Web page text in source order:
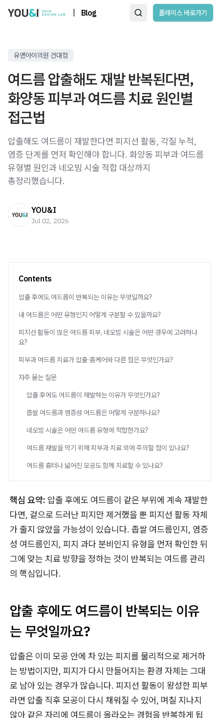
Blog 플레이스 바로가기
유앤아이의원 건대점
여드름 압출해도 재발 반복된다면,
화양동 피부과 여드름 치료 원인별
접근법
압출해도 여드름이 재발한다면 피지선 활동, 각질 누적,
염증 단계를 먼저 확인해야 합니다. 화양동 피부과 여드름
유형별 원인과 네오빔 시술 적합 대상까지
총정리했습니다.
YOU&I
Jul 02, 2026
Contents
압출 후에도 여드름이 반복되는 이유는 무엇일까요?
내 여드름은 어떤 유형인지 어떻게 구분할 수 있을까요?
피지선 활동이 많은 여드름 피부, 네오빔 시술은 어떤 경우에 고려하나
요?
피부과 여드름 치료가 압출·홈케어와 다른 점은 무엇인가요?
자주 묻는 질문
압출 후에도 여드름이 재발하는 이유가 무엇인가요?
좁쌀 여드름과 염증성 여드름은 어떻게 구분하나요?
네오빔 시술은 어떤 여드름 유형에 적합한가요?
여드름 재발을 막기 위해 피부과 치료 외에 주의할 점이 있나요?
여드름 흉터나 넓어진 모공도 함께 치료할 수 있나요?
핵심 요약: 압출 후에도 여드름이 같은 부위에 계속 재발한
다면, 겉으로 드러난 피지만 제거했을 뿐 피지선 활동 자체
가 줄지 않았을 가능성이 있습니다. 좁쌀 여드름인지, 염증
성 여드름인지, 피지 과다 분비인지 유형을 먼저 확인한 뒤
그에 맞는 치료 방향을 정하는 것이 반복되는 여드름 관리
의 핵심입니다.
압출 후에도 여드름이 반복되는 이유
는 무엇일까요?
압출은 이미 모공 안에 차 있는 피지를 물리적으로 제거하
는 방법이지만, 피지가 다시 만들어지는 환경 자체는 그대
로 남아 있는 경우가 많습니다. 피지선 활동이 왕성한 피부
라면 압출 직후 모공이 다시 채워질 수 있어, 며칠 지나지
않아 같은 자리에 여드름이 올라오는 경험을 반복하게 됩